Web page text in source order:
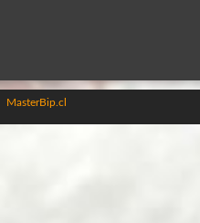
MasterBip.cl